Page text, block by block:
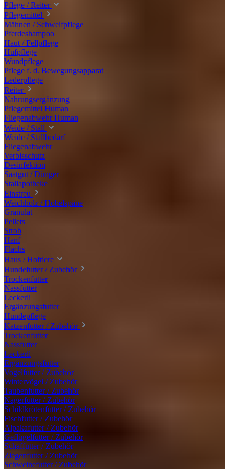
Pflege / Reiter
Pflegemittel
Mähnen / Schweifpflege
Pferdeshampoo
Haut / Fellpflege
Hufpflege
Wundpflege
Pflege f. d. Bewegungsapparat
Lederpflege
Reiter
Nahrungsergänzung
Pflegemittel Human
Fliegenabwehr Human
Weide / Stall
Weide / Stallbedarf
Fliegenabwehr
Verbisschutz
Desinfektion
Saatgut / Dünger
Stallapotheke
Einstreu
Weichholz / Hobelspäne
Granulat
Pellets
Stroh
Hanf
Flachs
Haus / Hoftiere
Hundefutter / Zubehör
Trockenfutter
Nassfutter
Leckerli
Ergänzungsfutter
Hundepflege
Katzenfutter / Zubehör
Trockenfutter
Nassfutter
Leckerli
Ergänzungsfutter
Vogelfutter / Zubehör
Wintervögel / Zubehör
Taubenfutter / Zubehör
Nagerfutter / Zubehör
Schildkrötenfutter / Zubehör
Fischfutter / Zubehör
Alpakafutter / Zubehör
Geflügelfutter / Zubehör
Schaffutter / Zubehör
Ziegenfutter / Zubehör
Schweinefutter / Zubehör